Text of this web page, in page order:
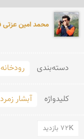
محمد امین عزتی
دسته‌بندی
کلید‌واژه آبشار زمرد
72K بازدید